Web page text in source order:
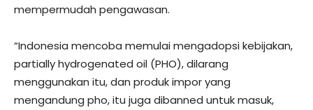
mempermudah pengawasan.
“Indonesia mencoba memulai mengadopsi kebijakan,
partially hydrogenated oil (PHO), dilarang
menggunakan itu, dan produk impor yang
mengandung pho, itu juga dibanned untuk masuk,